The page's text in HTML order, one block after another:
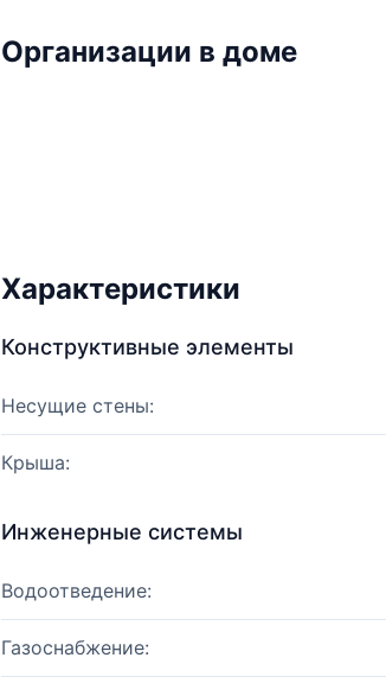
Организации в доме
Характеристики
Конструктивные элементы
Несущие стены:
Крыша:
Инженерные системы
Водоотведение:
Газоснабжение: